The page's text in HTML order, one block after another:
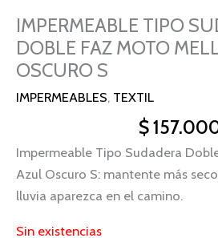
IMPERMEABLE TIPO
DOBLE FAZ MOTO
OSCURO S
IMPERMEABLES, TEXTIL
$
Impermeable Tipo Sudadera
Azul Oscuro S: mantente más
lluvia aparezca en el camino.
Sin existencias